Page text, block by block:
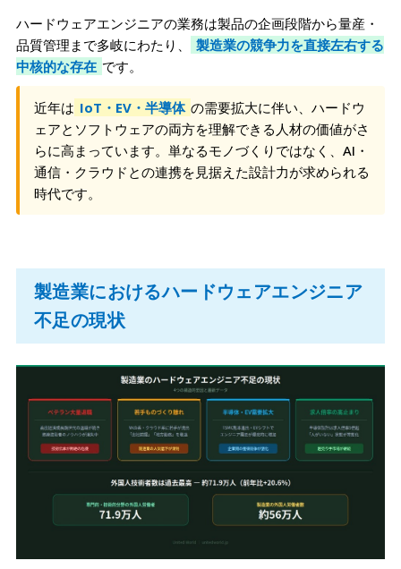
ハードウェアエンジニアの業務は製品の企画段階から量産・
品質管理まで多岐にわたり、
製造業の競争力を直接左右する
中核的な存在 です。
近年は IoT・EV・半導体 の需要拡大に伴い、ハードウ
ェアとソフトウェアの両方を理解できる人材の価値がさ
らに高まっています。単なるモノづくりではなく、AI・
通信・クラウドとの連携を見据えた設計力が求められる
時代です。
製造業におけるハードウェアエンジニア
不足の現状